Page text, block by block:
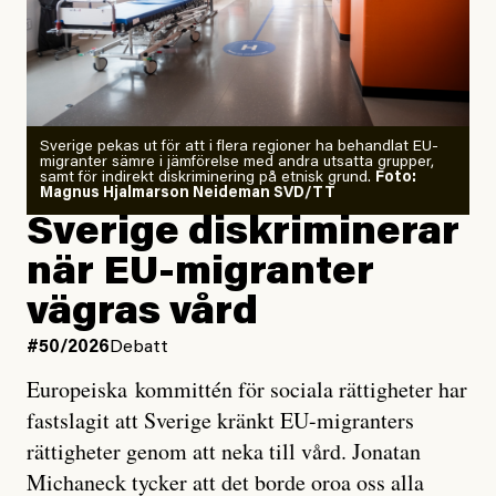
Årets El Niño kan bli den
starkaste som uppmätts
Zeke Hausfather är chockad igen efter att ha
analyserat hur de olika klimatmodellerna bedömer
läget för hur den begynnande El Niño-händelsen ska
utveckla sig. El Niño är ett återkommande
väderfenomen som uppstår när havsvattnet i delar av
Stilla havet blir ovanligt varmt. Det påverkar vädret
över stora delar av världen och under
forskare allt oftare varnat för att den här El Niñon
Det verkar vara en underdrift, menar nu Zeke
Hausfather.
Sverige pekas ut för att i flera regioner ha behandlat EU-
migranter sämre i jämförelse med andra utsatta grupper,
samt för indirekt diskriminering på etnisk grund. Foto:
Magnus Hjalmarson Neideman SVD/TT
Sverige diskriminerar
när EU-migranter
vägras vård
#50/2026 Debatt
Europeiska kommittén för sociala rättigheter har
fastslagit att Sverige kränkt EU-migranters
rättigheter genom att neka till vård. Jonatan
Michaneck tycker att det borde oroa oss alla